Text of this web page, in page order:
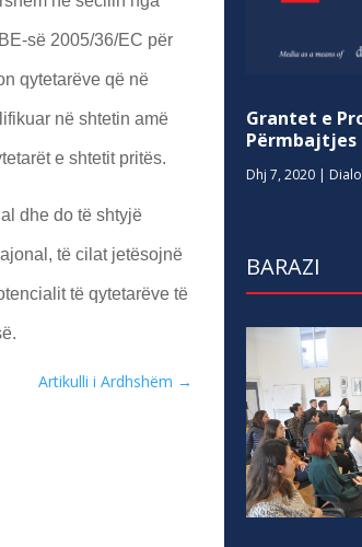
së 2005/36/EC për
qytetarëve që në
në shtetin amë
e shtetit pritës.
dhe do të shtyjë
të cilat jetësojnë
të qytetarëve të
Artikulli i Ardhshëm →
Grantet e
Përmbajtjes
Dhj 7, 2020 |
BARAZI